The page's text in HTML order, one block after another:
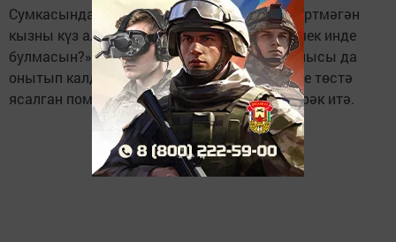
Сумкасында иннек, иреннәр өчен бәлзәм йөртмәгән
кызны күз алдына китереп булмый. «Ну, ничек инде
булмасын?», диярсең син! Ярар, була, тик анысы да
онытып калдырган очракта гына:) Ике төрле төстә
ясалган помада иреннәрне тагын да нәфисрәк итә.